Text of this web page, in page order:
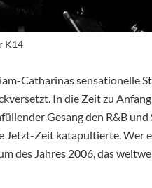
K14
Catharinas sensationelle
In die Zeit zu
Gesang den R&B
Jetzt-Zeit katapultierte. Wer
des Jahres 2006, das